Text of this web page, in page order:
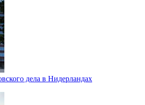
дела в Нидерландах